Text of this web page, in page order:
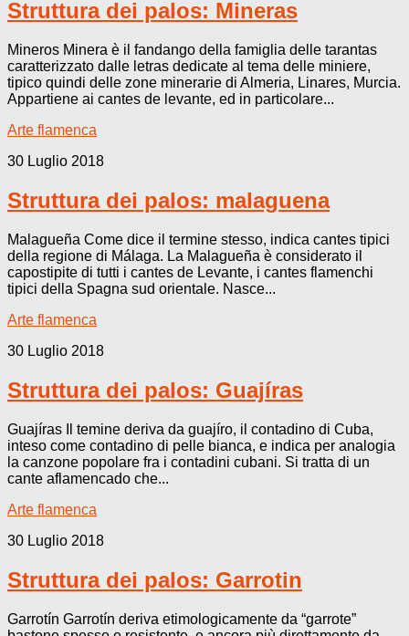
Struttura dei palos: Mineras
Mineros Minera è il fandango della famiglia delle tarantas
caratterizzato dalle letras dedicate al tema delle miniere,
tipico quindi delle zone minerarie di Almeria, Linares, Murcia.
Appartiene ai cantes de levante, ed in particolare...
Arte flamenca
30 Luglio 2018
Struttura dei palos: malaguena
Malagueña Come dice il termine stesso, indica cantes tipici
della regione di Málaga. La Malagueña è considerato il
capostipite di tutti i cantes de Levante, i cantes flamenchi
tipici della Spagna sud orientale. Nasce...
Arte flamenca
30 Luglio 2018
Struttura dei palos: Guajíras
Guajíras Il temine deriva da guajíro, il contadino di Cuba,
inteso come contadino di pelle bianca, e indica per analogia
la canzone popolare fra i contadini cubani. Si tratta di un
cante aflamencado che...
Arte flamenca
30 Luglio 2018
Struttura dei palos: Garrotin
Garrotín Garrotín deriva etimologicamente da “garrote”